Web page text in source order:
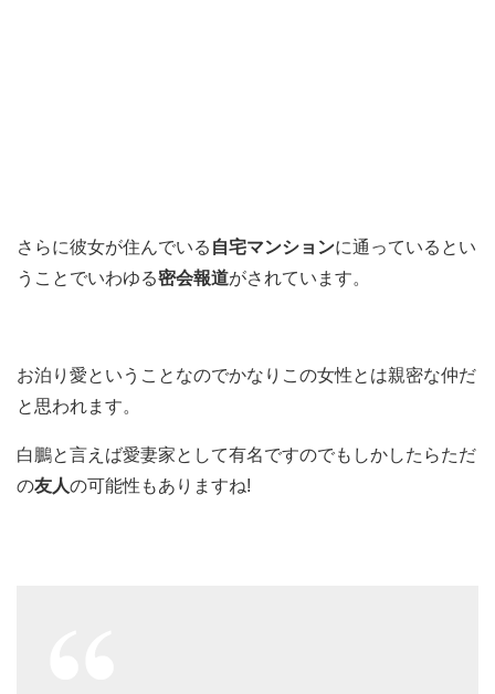
さらに彼女が住んでいる 自宅マンションに通っているとい
うことでいわゆる密会報道がされています。
お泊り愛ということなのでかなりこの女性とは親密な仲だ
と思われます。
白鵬と言えば愛妻家として有名ですのでもしかしたらただ
の友人の可能性もありますね!